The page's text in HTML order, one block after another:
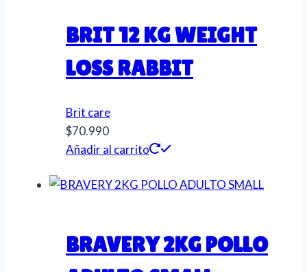
BRIT 12 KG WEIGHT
LOSS RABBIT
Brit care
$70.990
Añadir al carrito
BRAVERY 2KG POLLO